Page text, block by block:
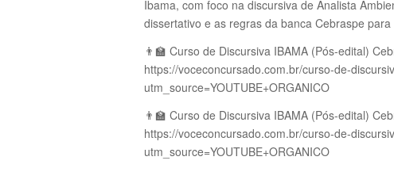
Ibama, com foco na discursiva de Analista
dissertativo e as regras da banca Cebraspe
👨‍🏫 Curso de Discursiva IBAMA (Pós-edital)
https://voceconcursado.com.br/curso-de-
utm_source=YOUTUBE+ORGANICO
👨‍🏫 Curso de Discursiva IBAMA (Pós-edital)
https://voceconcursado.com.br/curso-de-
utm_source=YOUTUBE+ORGANICO